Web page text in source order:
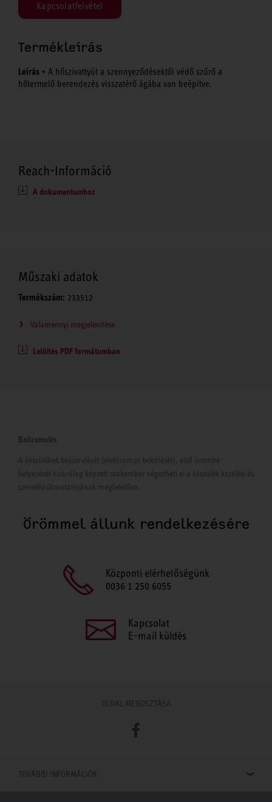
Kapcsolatfelvétel
Termékleírás
Leírás • A hőszivattyút a szennyeződésektől védő szűrő a
hőtermelő berendezés visszatérő ágába van beépítve.
Reach-Információ
A dokumentumhoz
Műszaki adatok
Termékszám: 233512
Valamennyi megjelenítése
Letöltés PDF formátumban
Beüzemelés
A készülékek beszerelését (elektromos bekötését), első üzembe
helyezését kizárólag képzett szakember végezheti el a készülék kezelési és
szerelési útmutatójának megfelelően.
Örömmel állunk rendelkezésére
Központi elérhetőségünk
0036 1 250 6055
Kapcsolat
E-mail küldés
OLDAL MEGOSZTÁSA
Facebook
TOVÁBBI INFORMÁCIÓK